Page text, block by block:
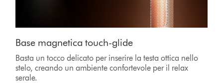
Base magnetica touch-glide
Basta un tocco delicato per inserire la testa ottica nello
stelo, creando un ambiente confortevole per il relax
serale.